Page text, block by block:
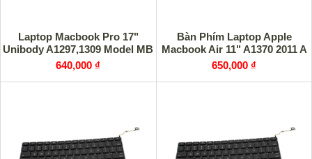
Laptop Macbook Pro 17"
Unibody A1297,1309 Model MB
640,000 ₫
Bàn Phím Laptop Apple
Macbook Air 11" A1370 2011 A
650,000 ₫